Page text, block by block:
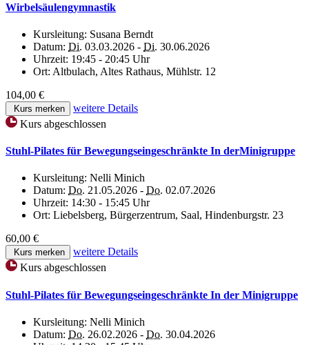
Wirbelsäulengymnastik
Kursleitung: Susana Berndt
Datum: Di. 03.03.2026 - Di. 30.06.2026
Uhrzeit: 19:45 - 20:45 Uhr
Ort: Altbulach, Altes Rathaus, Mühlstr. 12
104,00 €
Kurs merken
weitere Details
Kurs abgeschlossen
Stuhl-Pilates für Bewegungseingeschränkte In derMinigruppe
Kursleitung: Nelli Minich
Datum: Do. 21.05.2026 - Do. 02.07.2026
Uhrzeit: 14:30 - 15:45 Uhr
Ort: Liebelsberg, Bürgerzentrum, Saal, Hindenburgstr. 23
60,00 €
Kurs merken
weitere Details
Kurs abgeschlossen
Stuhl-Pilates für Bewegungseingeschränkte In der Minigruppe
Kursleitung: Nelli Minich
Datum: Do. 26.02.2026 - Do. 30.04.2026